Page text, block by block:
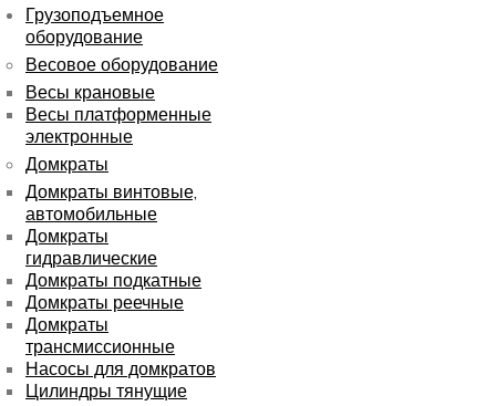
Грузоподъемное
оборудование
Весовое оборудование
Весы крановые
Весы платформенные
электронные
Домкраты
Домкраты винтовые,
автомобильные
Домкраты
гидравлические
Домкраты подкатные
Домкраты реечные
Домкраты
трансмиссионные
Насосы для домкратов
Цилиндры тянущие